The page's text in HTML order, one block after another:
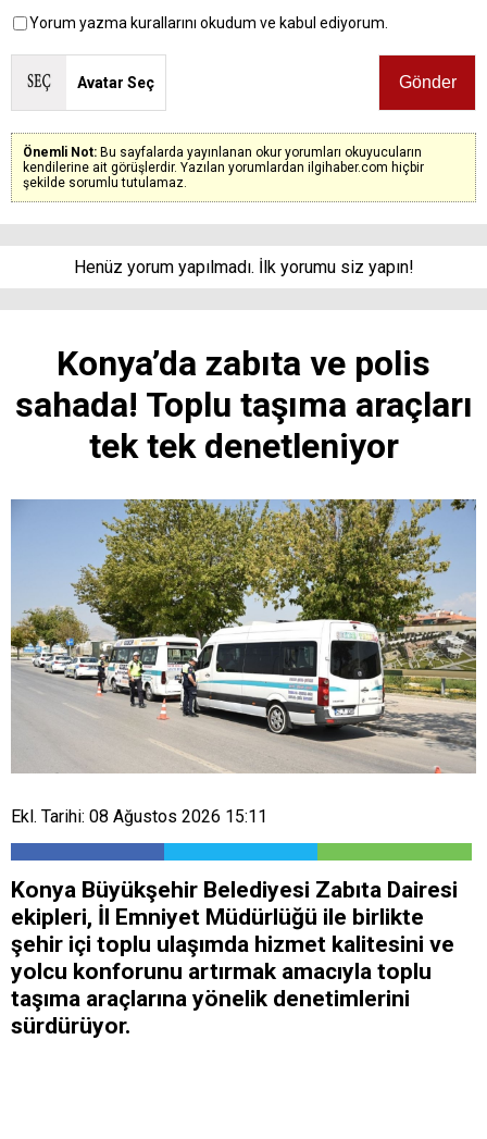
Yorum yazma kurallarını okudum ve kabul ediyorum.
Avatar Seç
Önemli Not: Bu sayfalarda yayınlanan okur yorumları okuyucuların
kendilerine ait görüşlerdir. Yazılan yorumlardan ilgihaber.com hiçbir
şekilde sorumlu tutulamaz.
Henüz yorum yapılmadı. İlk yorumu siz yapın!
Konya’da zabıta ve polis
sahada! Toplu taşıma araçları
tek tek denetleniyor
Ekl. Tarihi: 08 Ağustos 2026 15:11
Konya Büyükşehir Belediyesi Zabıta Dairesi
ekipleri, İl Emniyet Müdürlüğü ile birlikte
şehir içi toplu ulaşımda hizmet kalitesini ve
yolcu konforunu artırmak amacıyla toplu
taşıma araçlarına yönelik denetimlerini
sürdürüyor.